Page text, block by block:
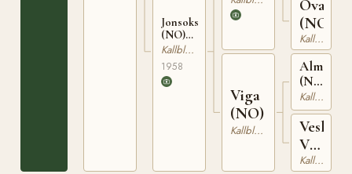
Jonsokstjerna
(NO)
T-22411Kallblodig Travare
1958
Viga
(NO)
Kallblodig Travare
Ovara
(NO)
Kallblodig Travare
(NO)
T-
106
Kallblodig Travare
Vesle
Viga
(NO)
Kallblodig Travare